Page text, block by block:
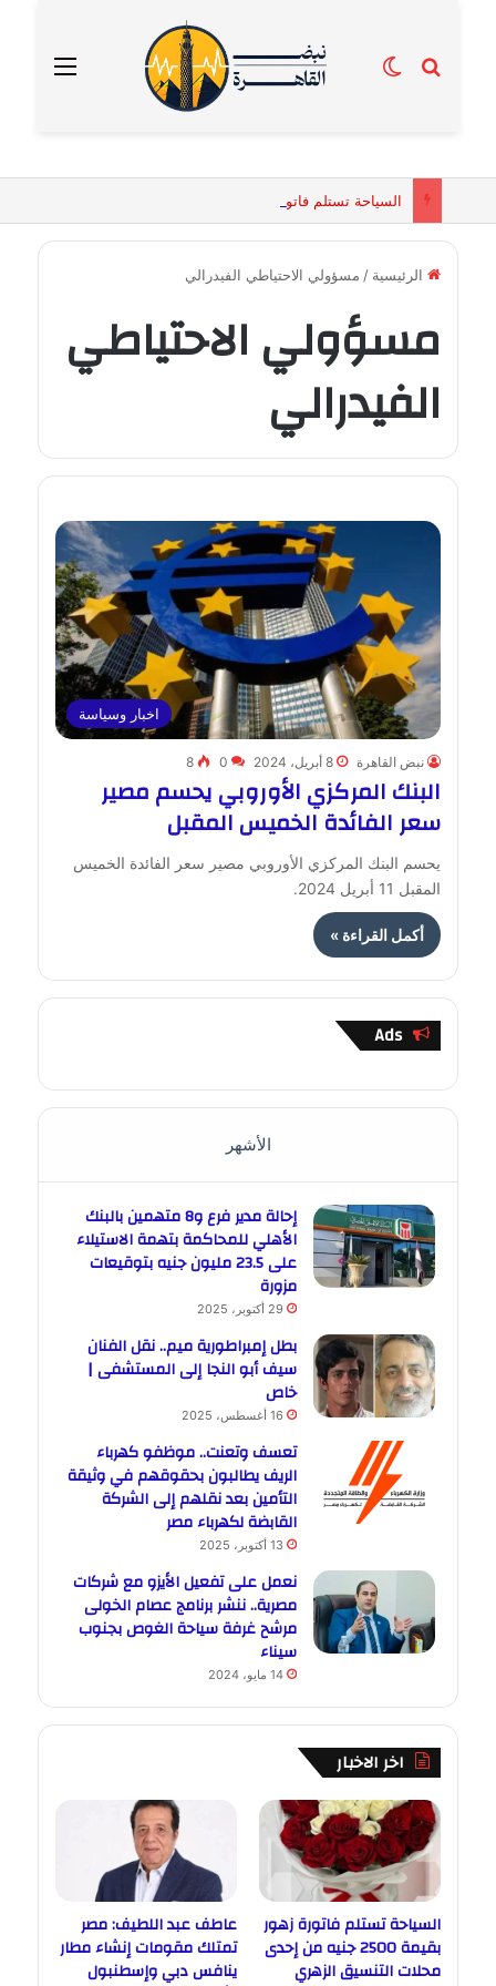
القائمة بحث عنالوضع المظلم
الرئيسية / مسؤولي الاحتياطي الفيدرالي
مسؤولي الاحتياطي
الفيدرالي
اخبار وسياسة
نبض القاهرة 8 أبريل، 2024 0
8
البنك المركزي الأوروبي يحسم مصير
سعر الفائدة الخميس المقبل
يحسم البنك المركزي الأوروبي مصير سعر الفائدة الخميس
المقبل 11 أبريل 2024.
أكمل القراءة »
Ads
الأشهر
إحالة مدير فرع و8 متهمين بالبنك
الأهلي للمحاكمة بتهمة الاستيلاء
على 23.5 مليون جنيه بتوقيعات
مزورة
29 أكتوبر، 2025
بطل إمبراطورية ميم.. نقل الفنان
سيف أبو النجا إلى المستشفى |
خاص
16 أغسطس، 2025
تعسف وتعنت.. موظفو كهرباء
الريف يطالبون بحقوقهم في وثيقة
التأمين بعد نقلهم إلى الشركة
القابضة لكهرباء مصر
13 أكتوبر، 2025
نعمل على تفعيل الأيزو مع شركات
مصرية.. ننشر برنامج عصام الخولى
مرشح غرفة سياحة الغوص بجنوب
سيناء
14 مايو، 2024
اخر الاخبار
السياحة تستلم فاتورة زهور
بقيمة 2500 جنيه من إحدى
محلات التنسيق الزهري
عاطف عبد اللطيف: مصر
تمتلك مقومات إنشاء مطار
ينافس دبي وإسطنبول